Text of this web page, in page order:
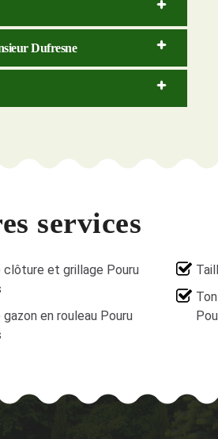
Dufresne
services
clôture et grillage Pouru
gazon en rouleau Pouru